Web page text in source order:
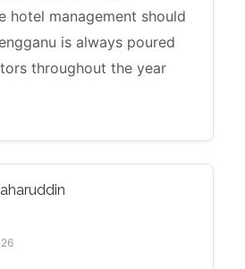
hotel management should
is always poured
throughout the year